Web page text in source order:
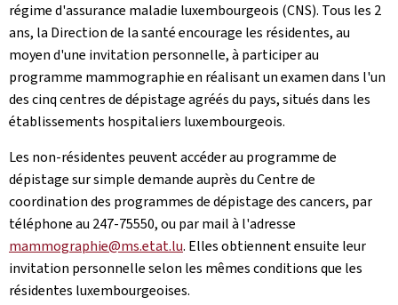
régime d'assurance maladie luxembourgeois (CNS). Tous les 2
ans, la Direction de la santé encourage les résidentes, au
moyen d'une invitation personnelle, à participer au
programme mammographie en réalisant un examen dans l'un
des cinq centres de dépistage agréés du pays, situés dans les
établissements hospitaliers luxembourgeois.
Les non-résidentes peuvent accéder au programme de
dépistage sur simple demande auprès du Centre de
coordination des programmes de dépistage des cancers, par
téléphone au 247-75550, ou par mail à l'adresse
mammographie@ms.etat.lu. Elles obtiennent ensuite leur
invitation personnelle selon les mêmes conditions que les
résidentes luxembourgeoises.